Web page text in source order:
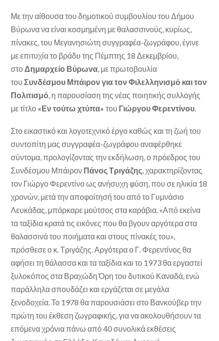
Με την αίθουσα του δημοτικού συμβουλίου του Δήμου
Βύρωνα να είναι κοσμημένη με θαλασσινούς, κυρίως,
πίνακες, του Μεγανησιώτη συγγραφέα-ζωγράφου, έγινε
με επιτυχία το βράδυ της Πέμπτης 18 Δεκεμβρίου,
στο Δημαρχείο Βύρωνα , με πρωτοβουλία
τουΣυνδέσμου Μπάιρον για τον Φιλελληνισμό και τον
Πολιτισμό , η παρουσίαση της νέας ποιητικής συλλογής
με τίτλο «Εν τούτω χτύπα» του Γιώργου Φερεντίνου
Στο εικαστικό και λογοτεχνικό έργο καθώς και τη ζωή του
συντοπίτη μας συγγραφέα-ζωγράφου αναφέρθηκε
σύντομα, προλογίζοντας την εκδήλωση, ο πρόεδρος του
Συνδέσμου Μπάιρον Πάνος Τριγάζης, χαρακτηρίζοντας
τον Γιώργο Φερεντίνο ως ανήσυχη φύση, που σε ηλικία 18
χρονών, μετά την αποφοίτησή του από το Γυμνάσιο
Λευκάδας, μπάρκαρε μούτσος στα καράβια. «Από εκείνα
τα ταξίδια κρατά τις εικόνες που θα βγουν αργότερα στα
θαλασσινά του ποιήματα και στους πίνακές του»,
πρόσθεσε ο κ. Τριγάζης. Αργότερα ο Γ. Φερεντίνος θα
αφήσει τη θάλασσα και τα ταξίδια και το 1973 θα εργαστεί
ξυλοκόπος στα Βραχώδη Όρη του δυτικού Καναδά, ενώ
παράλληλα σπουδάζει και εργάζεται σε μεγάλα
ξενοδοχεία. Το 1978 θα παρουσιάσει στο Βανκούβερ την
πρώτη του έκθεση ζωγραφικής, για να ακολουθήσουν τα
επόμενα χρόνια πάνω από 40 συνολικά εκθέσεις